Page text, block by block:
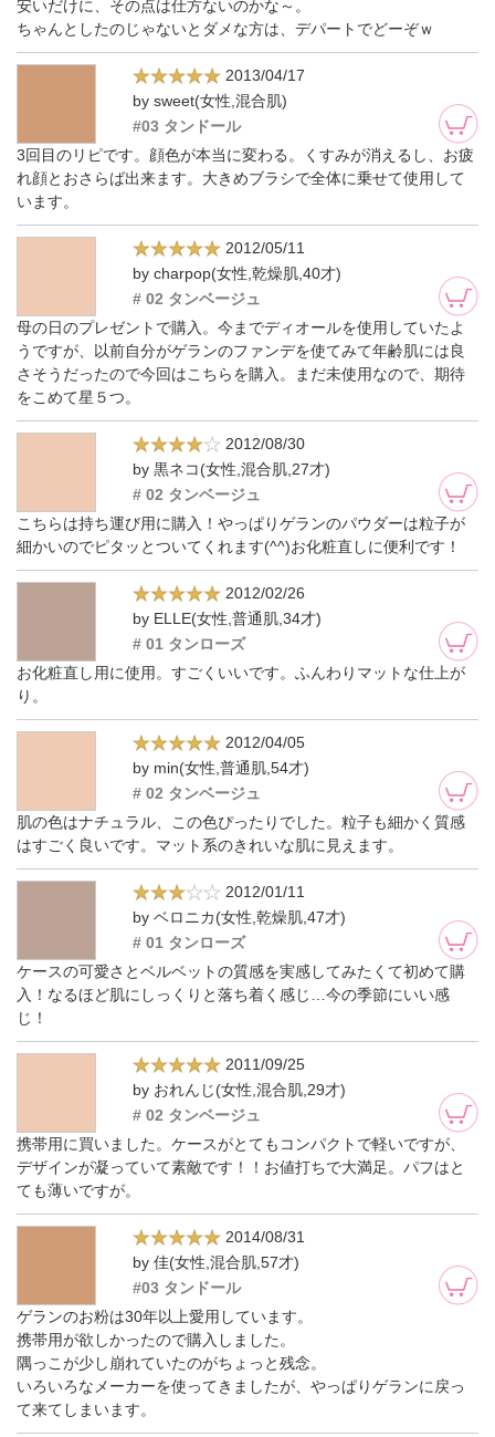
安いだけに、その点は仕方ないのかな～。
ちゃんとしたのじゃないとダメな方は、デパートでどーぞｗ
2013/04/17
by sweet(女性,混合肌)
#03 タンドール
3回目のリピです。顔色が本当に変わる。くすみが消えるし、お疲
れ顔とおさらば出来ます。大きめブラシで全体に乗せて使用して
います。
2012/05/11
by charpop(女性,乾燥肌,40才)
# 02 タンベージュ
母の日のプレゼントで購入。今までディオールを使用していたよ
うですが、以前自分がゲランのファンデを使てみて年齢肌には良
さそうだったので今回はこちらを購入。まだ未使用なので、期待
をこめて星５つ。
2012/08/30
by 黒ネコ(女性,混合肌,27才)
# 02 タンベージュ
こちらは持ち運び用に購入！やっぱりゲランのパウダーは粒子が
細かいのでピタッとついてくれます(^^)お化粧直しに便利です！
2012/02/26
by ELLE(女性,普通肌,34才)
# 01 タンローズ
お化粧直し用に使用。すごくいいです。ふんわりマットな仕上が
り。
2012/04/05
by min(女性,普通肌,54才)
# 02 タンベージュ
肌の色はナチュラル、この色ぴったりでした。粒子も細かく質感
はすごく良いです。マット系のきれいな肌に見えます。
2012/01/11
by ベロニカ(女性,乾燥肌,47才)
# 01 タンローズ
ケースの可愛さとベルベットの質感を実感してみたくて初めて購
入！なるほど肌にしっくりと落ち着く感じ…今の季節にいい感
じ！
2011/09/25
by おれんじ(女性,混合肌,29才)
# 02 タンベージュ
携帯用に買いました。ケースがとてもコンパクトで軽いですが、
デザインが凝っていて素敵です！！お値打ちで大満足。パフはと
ても薄いですが。
2014/08/31
by 佳(女性,混合肌,57才)
#03 タンドール
ゲランのお粉は30年以上愛用しています。
携帯用が欲しかったので購入しました。
隅っこが少し崩れていたのがちょっと残念。
いろいろなメーカーを使ってきましたが、やっぱりゲランに戻っ
て来てしまいます。